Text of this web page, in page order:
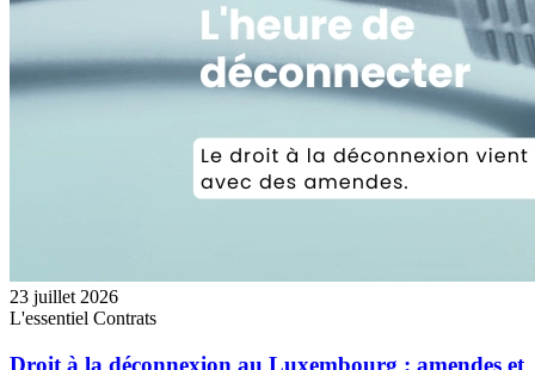
23 juillet 2026
L'essentiel Contrats
Droit à la déconnexion au Luxembourg : amendes et